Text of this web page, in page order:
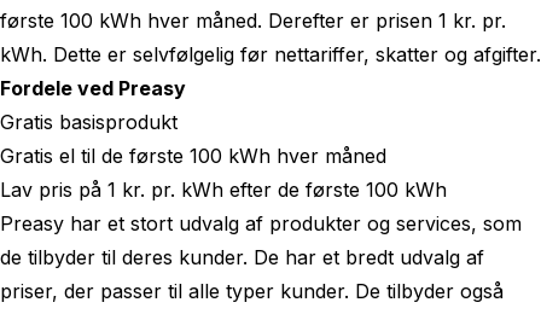
første 100 kWh hver måned. Derefter er prisen 1 kr. pr.
kWh. Dette er selvfølgelig før nettariffer, skatter og afgifter.
Fordele ved Preasy
Gratis basisprodukt
Gratis el til de første 100 kWh hver måned
Lav pris på 1 kr. pr. kWh efter de første 100 kWh
Preasy har et stort udvalg af produkter og services, som
de tilbyder til deres kunder. De har et bredt udvalg af
priser, der passer til alle typer kunder. De tilbyder også